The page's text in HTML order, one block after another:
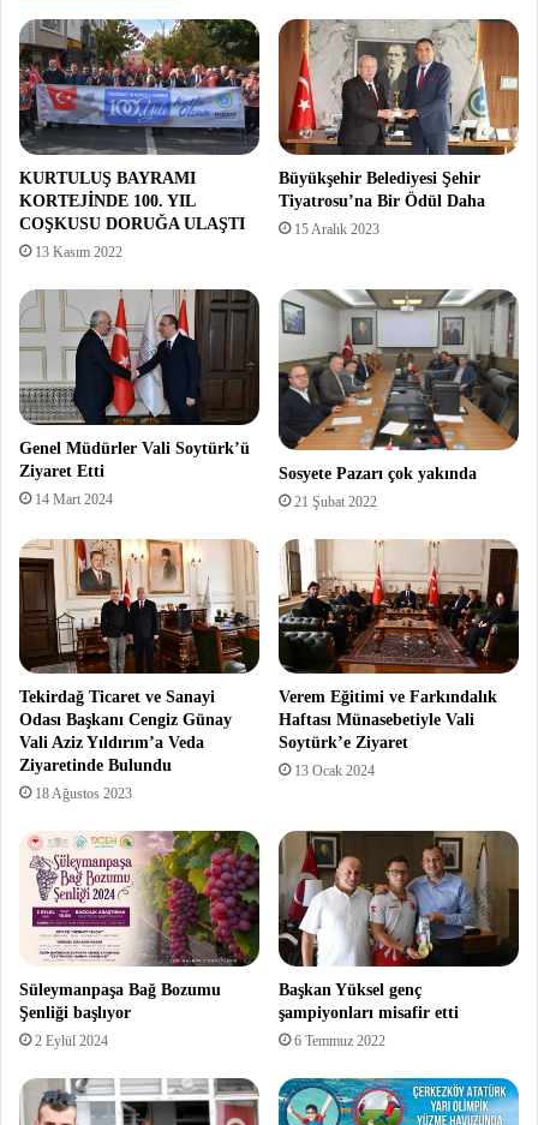
KURTULUŞ BAYRAMI
KORTEJİNDE 100. YIL
COŞKUSU DORUĞA ULAŞTI
13 Kasım 2022
Büyükşehir Belediyesi Şehir
Tiyatrosu’na Bir Ödül Daha
15 Aralık 2023
Genel Müdürler Vali Soytürk’ü
Ziyaret Etti
14 Mart 2024
Sosyete Pazarı çok yakında
21 Şubat 2022
Tekirdağ Ticaret ve Sanayi
Odası Başkanı Cengiz Günay
Vali Aziz Yıldırım’a Veda
Ziyaretinde Bulundu
18 Ağustos 2023
Verem Eğitimi ve Farkındalık
Haftası Münasebetiyle Vali
Soytürk’e Ziyaret
13 Ocak 2024
Süleymanpaşa Bağ Bozumu
Şenliği başlıyor
2 Eylül 2024
Başkan Yüksel genç
şampiyonları misafir etti
6 Temmuz 2022